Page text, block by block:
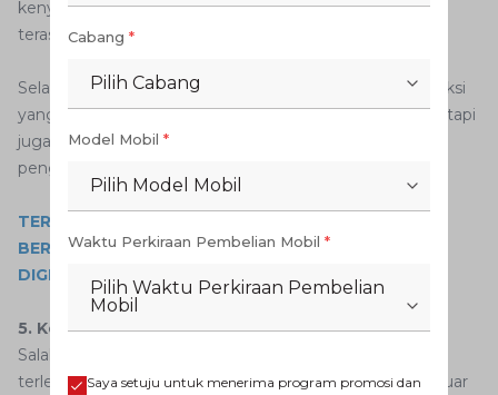
kenyamanan dan stabilitas, sehingga setiap perjalanan
terasa begitu mulus.
Selain itu, kemudi yang responsif dan sistem kontrol traksi
yang canggih tidak hanya meningkatkan keamanan, tetapi
juga memperkaya sensasi mengemudi, menciptakan
pengalaman mengemudi yang tak tertandingi.
TERTARIK UNTUK MEMILIKI MOBIL BEKAS
BERSERTIFIKAT RESMI? YUK, KUNJUNGI AUTO2000
DIGIROOM!
5. Konsumsi Bahan Bakar yang Efisien
Salah satu aspek unggulan dari mesin Toyota Camry
terletak pada efisiensi konsumsi bahan bakarnya yang luar
Cabang *
Pilih Cabang
Model Mobil *
Pilih Model Mobil
Waktu Perkiraan Pembelian Mobil *
Pilih Waktu Perkiraan Pembelian
Mobil
Saya setuju untuk menerima program promosi dan